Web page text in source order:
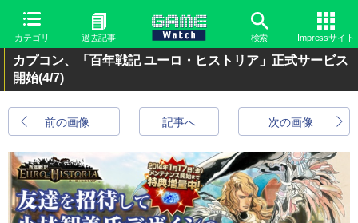
カテゴリ 過去記事 検索 Impressサイト
カプコン、「百年戦記 ユーロ・ヒストリア」正式サービス
開始(4/7)
前の画像 次の画像
記事へ